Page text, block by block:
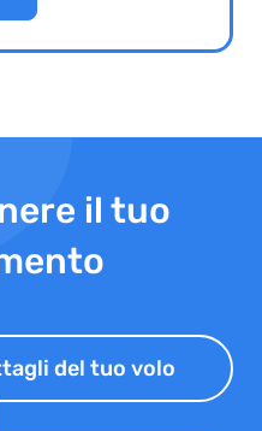
il tuo
del tuo volo